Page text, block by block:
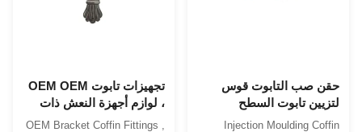
حقن صب التابوت قوس
لتزيين تابوت السطح
Injection Moulding Coffin
تجهيزات تابوت OEM OEM
، لوازم أجهزة النعش ذات
الشكل الطويل
OEM Bracket Coffin Fittings ,